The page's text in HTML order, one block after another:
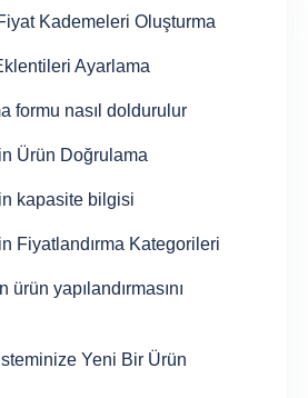
Kademeleri Oluşturma
Ayarlama
formu nasıl doldurulur
Ürün Doğrulama
kapasite bilgisi
Fiyatlandırma Kategorileri
ürün yapılandırmasını
Yeni Bir Ürün